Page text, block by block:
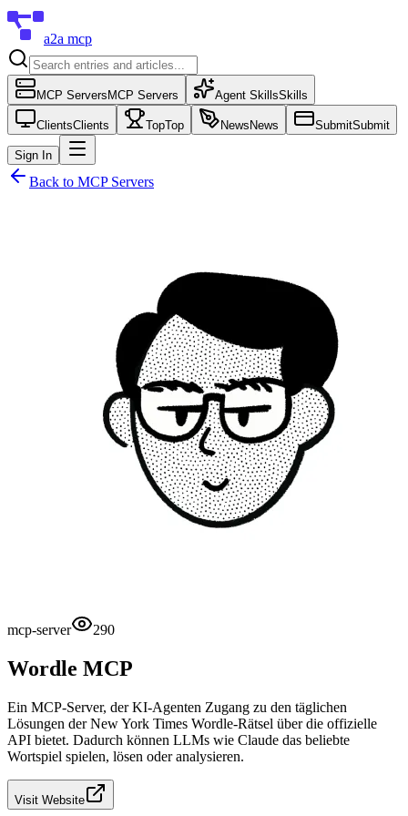
a2a mcp
MCP Servers MCP Servers Agent SkillsSkills
ClientsClients TopTop News News SubmitSubmit
Sign In
Back to MCP Servers
mcp-server 290
Wordle MCP
Ein MCP-Server, der KI-Agenten Zugang zu den täglichen
Lösungen der New York Times Wordle-Rätsel über die offizielle
API bietet. Dadurch können LLMs wie Claude das beliebte
Wortspiel spielen, lösen oder analysieren.
Visit Website